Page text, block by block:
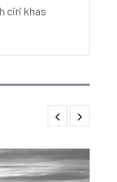
ciri khas